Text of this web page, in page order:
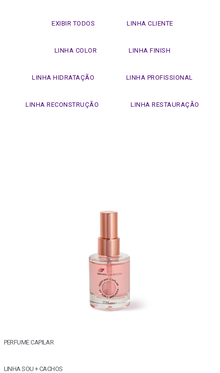
EXIBIR TODOS LINHA CLIENTE
LINHA COLOR LINHA FINISH
LINHA HIDRATAÇÃO LINHA PROFISSIONAL
LINHA RECONSTRUÇÃO LINHA RESTAURAÇÃO
PERFUME CAPILAR
LINHA SOU + CACHOS